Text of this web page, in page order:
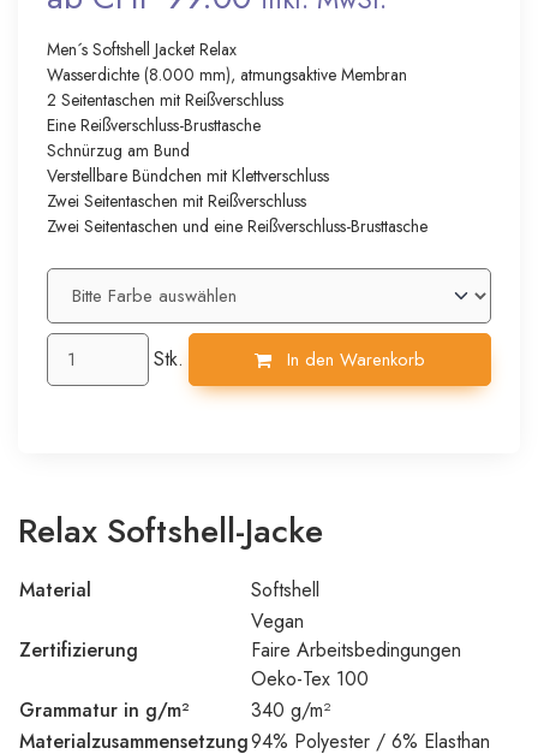
Men´s Softshell Jacket Relax
Wasserdichte (8.000 mm), atmungsaktive Membran
2 Seitentaschen mit Reißverschluss
Eine Reißverschluss-Brusttasche
Schnürzug am Bund
Verstellbare Bündchen mit Klettverschluss
Zwei Seitentaschen mit Reißverschluss
Zwei Seitentaschen und eine Reißverschluss-Brusttasche
Stk. In den Warenkorb
Relax Softshell-Jacke
Material Softshell
Zertifizierung
Vegan
Faire Arbeitsbedingungen
Oeko-Tex 100
Grammatur in g/m²
340 g/m²
Materialzusammensetzung94% Polyester / 6% Elasthan